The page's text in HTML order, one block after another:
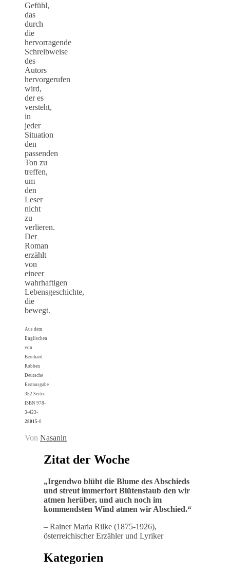
Gefühl,
das
durch
die
hervorragende
Schreibweise
des
Autors
hervorgerufen
wird,
der es
versteht,
in
jeder
Situation
den
passenden
Ton zu
treffen,
um
den
Leser
nicht
zu
verlieren.
Der
Roman
erzählt
von
eineer
wahrhaftigen
Lebensgeschichte,
die
bewegt.
Aus dem
Englischen
von
Bernhard
Robben
Deutsche
Erstausgabe
352 Seiten
ISBN 978-
3-423-
28015-0
Von Nasanin
Zitat der Woche
„Irgendwo blüht die Blume des Abschieds
und streut immerfort Blütenstaub den wir
atmen herüber, und auch noch im
kommendsten Wind atmen wir Abschied.“
– Rainer Maria Rilke (1875-1926),
österreichischer Erzähler und Lyriker
Kategorien